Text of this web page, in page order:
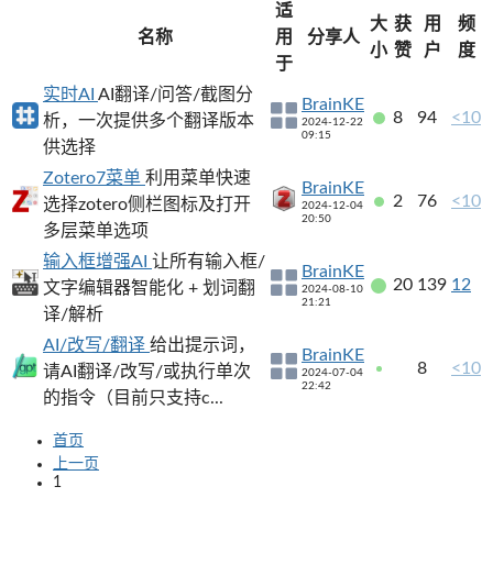
名称
适
用
于
分享人
大
小
获
赞
用
户
频
度
实时AI AI翻译/问答/截图分
析，一次提供多个翻译版本
供选择
BrainKE
2024-12-22
09:15
8 94 <10
Zotero7菜单 利用菜单快速
选择zotero侧栏图标及打开
多层菜单选项
BrainKE
2024-12-04
20:50
2 76 <10
输入框增强AI 让所有输入框/
文字编辑器智能化 + 划词翻
译/解析
BrainKE
2024-08-10
21:21
20 139 12
AI/改写/翻译 给出提示词，
请AI翻译/改写/或执行单次
的指令（目前只支持c...
BrainKE
2024-07-04
22:42
8 <10
首页
上一页
1